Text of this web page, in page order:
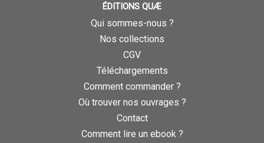
ÉDITIONS QUÆ
Qui sommes-nous ?
Nos collections
CGV
Téléchargements
Comment commander ?
Où trouver nos ouvrages ?
Contact
Comment lire un ebook ?